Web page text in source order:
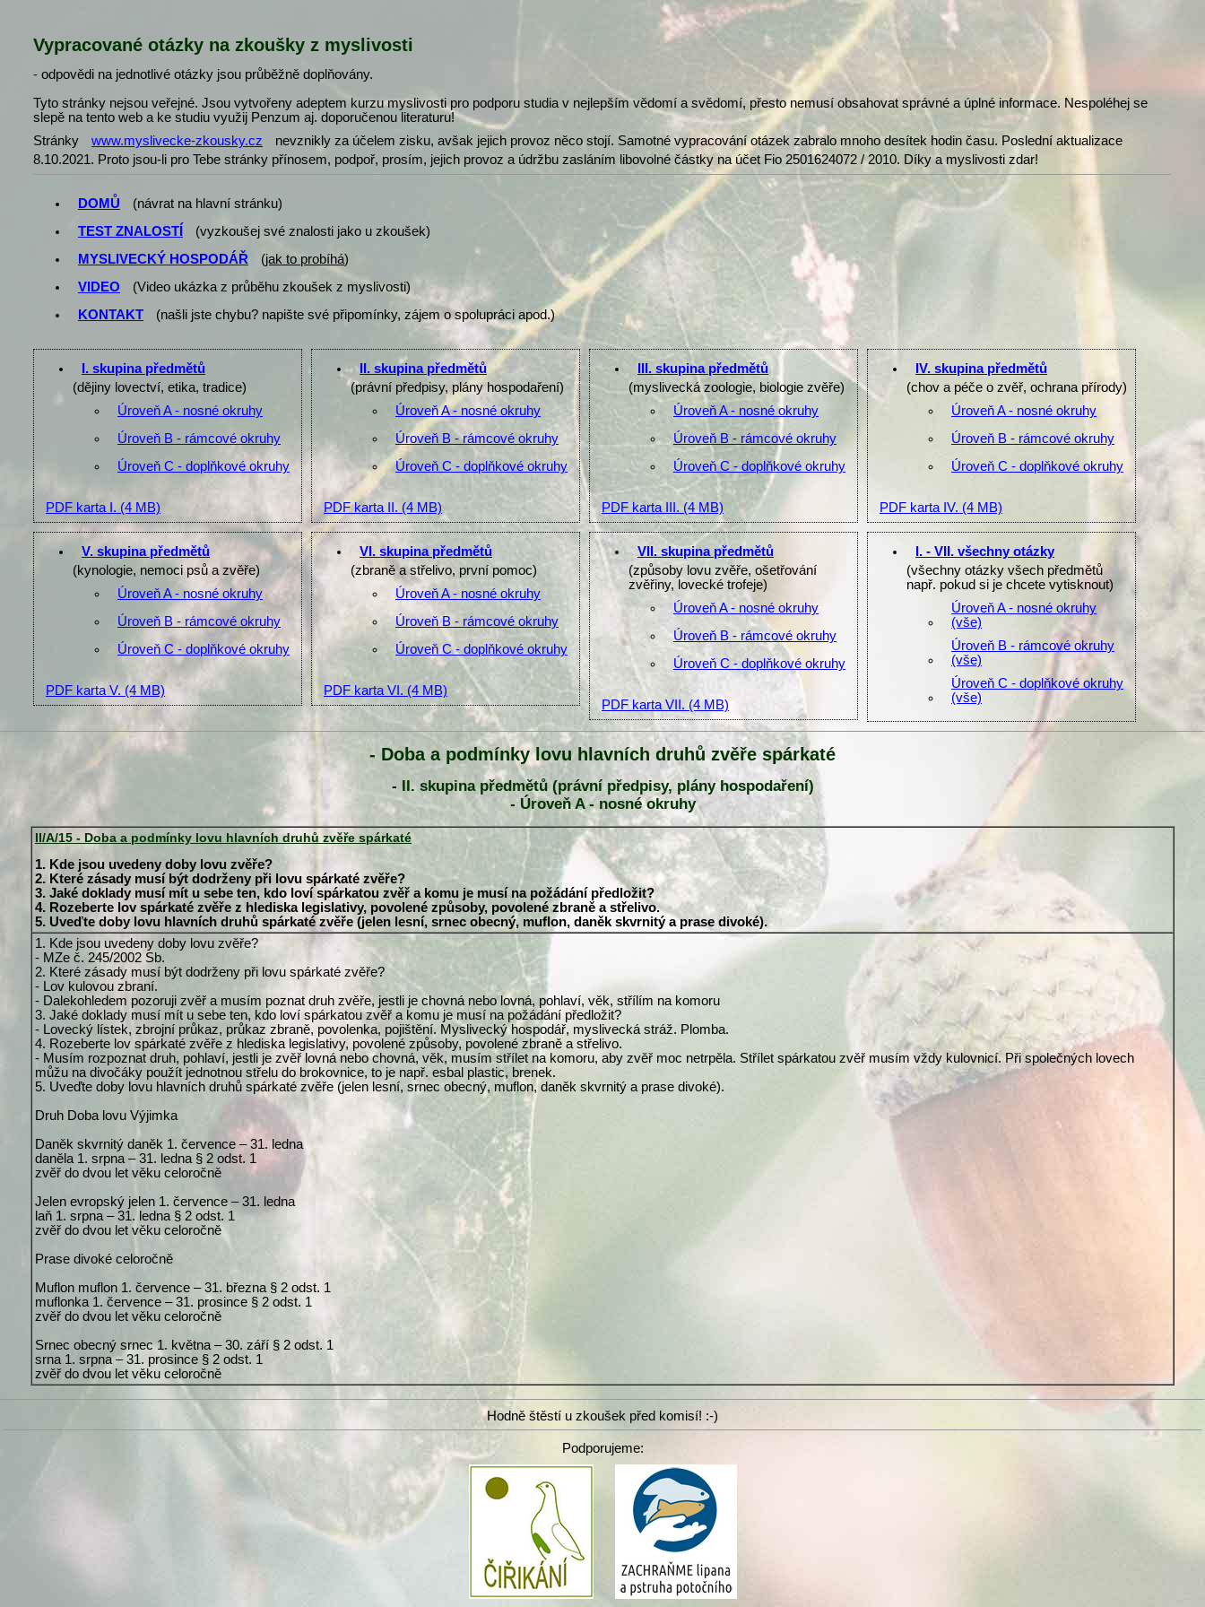
Vypracované otázky na zkoušky z myslivosti
- odpovědi na jednotlivé otázky jsou průběžně doplňovány.
Tyto stránky nejsou veřejné. Jsou vytvořeny adeptem kurzu myslivosti pro podporu studia v nejlepším vědomí a svědomí, přesto nemusí obsahovat správné a úplné informace. Nespoléhej se
slepě na tento web a ke studiu využij Penzum aj. doporučenou literaturu!
Stránky
www.myslivecke-zkousky.cz
nevznikly za účelem zisku, avšak jejich provoz něco stojí. Samotné vypracování otázek zabralo mnoho desítek hodin času. Poslední aktualizace
8.10.2021. Proto jsou-li pro Tebe stránky přínosem, podpoř, prosím, jejich provoz a údržbu zasláním libovolné částky na účet Fio 2501624072 / 2010. Díky a myslivosti zdar!
DOMŮ
(návrat na hlavní stránku)
TEST ZNALOSTÍ
(vyzkoušej své znalosti jako u zkoušek)
MYSLIVECKÝ HOSPODÁŘ
(jak to probíhá)
VIDEO
(Video ukázka z průběhu zkoušek z myslivosti)
KONTAKT
(našli jste chybu? napište své připomínky, zájem o spolupráci apod.)
I. skupina předmětů
(dějiny lovectví, etika, tradice)
Úroveň A - nosné okruhy
Úroveň B - rámcové okruhy
Úroveň C - doplňkové okruhy
PDF karta I. (4 MB)
II. skupina předmětů
(právní předpisy, plány hospodaření)
Úroveň A - nosné okruhy
Úroveň B - rámcové okruhy
Úroveň C - doplňkové okruhy
PDF karta II. (4 MB)
III. skupina předmětů
(myslivecká zoologie, biologie zvěře)
Úroveň A - nosné okruhy
Úroveň B - rámcové okruhy
Úroveň C - doplňkové okruhy
PDF karta III. (4 MB)
IV. skupina předmětů
(chov a péče o zvěř, ochrana přírody)
Úroveň A - nosné okruhy
Úroveň B - rámcové okruhy
Úroveň C - doplňkové okruhy
PDF karta IV. (4 MB)
V. skupina předmětů
(kynologie, nemoci psů a zvěře)
Úroveň A - nosné okruhy
Úroveň B - rámcové okruhy
Úroveň C - doplňkové okruhy
PDF karta V. (4 MB)
VI. skupina předmětů
(zbraně a střelivo, první pomoc)
Úroveň A - nosné okruhy
Úroveň B - rámcové okruhy
Úroveň C - doplňkové okruhy
PDF karta VI. (4 MB)
VII. skupina předmětů
(způsoby lovu zvěře, ošetřování
zvěřiny, lovecké trofeje)
Úroveň A - nosné okruhy
Úroveň B - rámcové okruhy
Úroveň C - doplňkové okruhy
PDF karta VII. (4 MB)
I. - VII. všechny otázky
(všechny otázky všech předmětů
např. pokud si je chcete vytisknout)
Úroveň A - nosné okruhy
(vše)
Úroveň B - rámcové okruhy
(vše)
Úroveň C - doplňkové okruhy
(vše)
- Doba a podmínky lovu hlavních druhů zvěře spárkaté
- II. skupina předmětů (právní předpisy, plány hospodaření)
- Úroveň A - nosné okruhy
II/A/15 - Doba a podmínky lovu hlavních druhů zvěře spárkaté
1. Kde jsou uvedeny doby lovu zvěře?
2. Které zásady musí být dodrženy při lovu spárkaté zvěře?
3. Jaké doklady musí mít u sebe ten, kdo loví spárkatou zvěř a komu je musí na požádání předložit?
4. Rozeberte lov spárkaté zvěře z hlediska legislativy, povolené způsoby, povolené zbraně a střelivo.
5. Uveďte doby lovu hlavních druhů spárkaté zvěře (jelen lesní, srnec obecný, muflon, daněk skvrnitý a prase divoké).
1. Kde jsou uvedeny doby lovu zvěře?
- MZe č. 245/2002 Sb.
2. Které zásady musí být dodrženy při lovu spárkaté zvěře?
- Lov kulovou zbraní.
- Dalekohledem pozoruji zvěř a musím poznat druh zvěře, jestli je chovná nebo lovná, pohlaví, věk, střílím na komoru
3. Jaké doklady musí mít u sebe ten, kdo loví spárkatou zvěř a komu je musí na požádání předložit?
- Lovecký lístek, zbrojní průkaz, průkaz zbraně, povolenka, pojištění. Myslivecký hospodář, myslivecká stráž. Plomba.
4. Rozeberte lov spárkaté zvěře z hlediska legislativy, povolené způsoby, povolené zbraně a střelivo.
- Musím rozpoznat druh, pohlaví, jestli je zvěř lovná nebo chovná, věk, musím střílet na komoru, aby zvěř moc netrpěla. Střílet spárkatou zvěř musím vždy kulovnicí. Při společných lovech
můžu na divočáky použít jednotnou střelu do brokovnice, to je např. esbal plastic, brenek.
5. Uveďte doby lovu hlavních druhů spárkaté zvěře (jelen lesní, srnec obecný, muflon, daněk skvrnitý a prase divoké).
Druh Doba lovu Výjimka
Daněk skvrnitý daněk 1. července – 31. ledna
daněla 1. srpna – 31. ledna § 2 odst. 1
zvěř do dvou let věku celoročně
Jelen evropský jelen 1. července – 31. ledna
laň 1. srpna – 31. ledna § 2 odst. 1
zvěř do dvou let věku celoročně
Prase divoké celoročně
Muflon muflon 1. července – 31. března § 2 odst. 1
muflonka 1. července – 31. prosince § 2 odst. 1
zvěř do dvou let věku celoročně
Srnec obecný srnec 1. května – 30. září § 2 odst. 1
srna 1. srpna – 31. prosince § 2 odst. 1
zvěř do dvou let věku celoročně
Hodně štěstí u zkoušek před komisí! :-)
Podporujeme: